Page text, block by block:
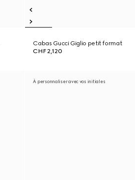
Cabas Gucci Giglio petit format
CHF 2,120
À personnaliser avec vos initiales